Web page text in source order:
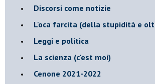
Discorsi come notizie
L'oca farcita (della stupidità e
Leggi e politica
La scienza (c'est moi)
Cenone 2021-2022